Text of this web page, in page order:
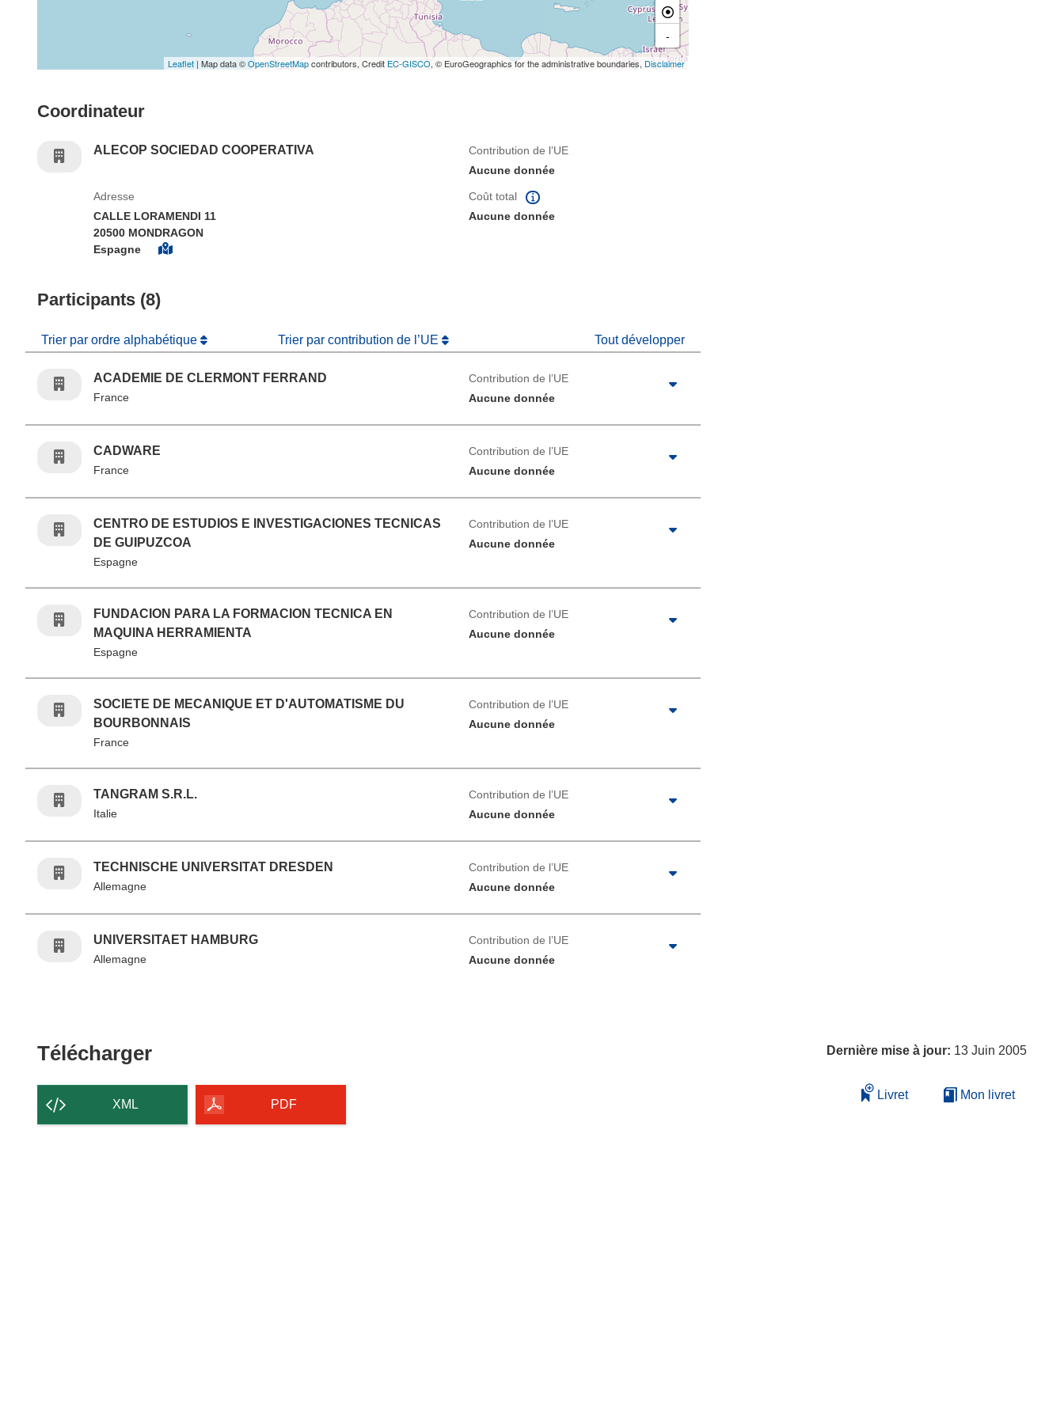
-
Leaflet | Map data ©OpenStreetMapcontributors, Credit EC-GISCO, © EuroGeographics for the administrative boundaries, Disclaimer
Coordinateur
ALECOP SOCIEDAD COOPERATIVA
Contribution de l’UE
Aucune donnée
Adresse
CALLE LORAMENDI 11
20500 MONDRAGON
Espagne
Coût total
Aucune donnée
Participants (8)
Trier par ordre alphabétique Trier par contribution de l’UE Tout développer
ACADEMIE DE CLERMONT FERRAND
France
Contribution de l’UE
Aucune donnée
CADWARE
France
Contribution de l’UE
Aucune donnée
CENTRO DE ESTUDIOS E INVESTIGACIONES TECNICAS
DE GUIPUZCOA
Espagne
Contribution de l’UE
Aucune donnée
FUNDACION PARA LA FORMACION TECNICA EN
MAQUINA HERRAMIENTA
Espagne
Contribution de l’UE
Aucune donnée
SOCIETE DE MECANIQUE ET D'AUTOMATISME DU
BOURBONNAIS
France
Contribution de l’UE
Aucune donnée
TANGRAM S.R.L.
Italie
Contribution de l’UE
Aucune donnée
TECHNISCHE UNIVERSITAT DRESDEN
Allemagne
Contribution de l’UE
Aucune donnée
UNIVERSITAET HAMBURG
Allemagne
Contribution de l’UE
Aucune donnée
TéléchargerTélécharger le contenu de la page
XML PDF
Dernière mise à jour: 13 Juin 2005
Livret Mon livret